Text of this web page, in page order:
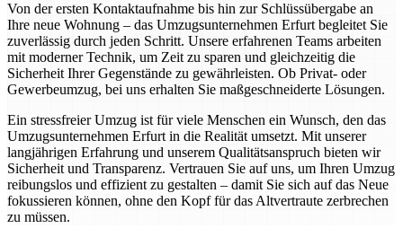
Von der ersten Kontaktaufnahme bis hin zur Schlüssübergabe an
Ihre neue Wohnung – das Umzugsunternehmen Erfurt begleitet Sie
zuverlässig durch jeden Schritt. Unsere erfahrenen Teams arbeiten
mit moderner Technik, um Zeit zu sparen und gleichzeitig die
Sicherheit Ihrer Gegenstände zu gewährleisten. Ob Privat- oder
Gewerbeumzug, bei uns erhalten Sie maßgeschneiderte Lösungen.
Ein stressfreier Umzug ist für viele Menschen ein Wunsch, den das
Umzugsunternehmen Erfurt in die Realität umsetzt. Mit unserer
langjährigen Erfahrung und unserem Qualitätsanspruch bieten wir
Sicherheit und Transparenz. Vertrauen Sie auf uns, um Ihren Umzug
reibungslos und effizient zu gestalten – damit Sie sich auf das Neue
fokussieren können, ohne den Kopf für das Altvertraute zerbrechen
zu müssen.